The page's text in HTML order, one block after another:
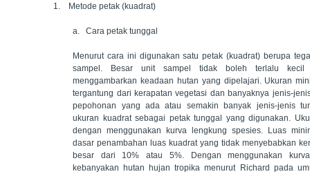
1.
Metode petak (kuadrat)
a. Cara petak tunggal
Menurut cara ini digunakan satu petak (kuadrat) berupa
sampel. Besar unit sampel tidak boleh terlalu kecil
menggambarkan keadaan hutan yang dipelajari. Ukuran
tergantung dari kerapatan vegetasi dan banyaknya jenis-
pepohonan yang ada atau semakin banyak jenis-jenis
ukuran kuadrat sebagai petak tunggal yang digunakan.
dengan menggunakan kurva lengkung spesies. Luas
dasar penambahan luas kuadrat yang tidak menyebabkan
besar dari 10% atau 5%. Dengan menggunakan
kebanyakan hutan hujan tropika menurut Richard pada